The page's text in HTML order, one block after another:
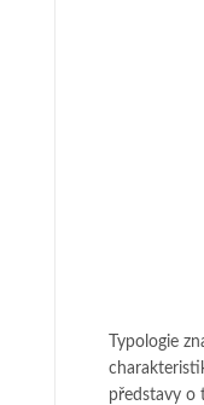
Typologie
představy o